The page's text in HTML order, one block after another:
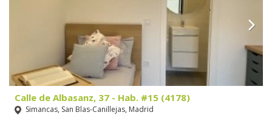
Calle de Albasanz, 37 - Hab. #15 (4178)
Simancas, San Blas-Canillejas, Madrid